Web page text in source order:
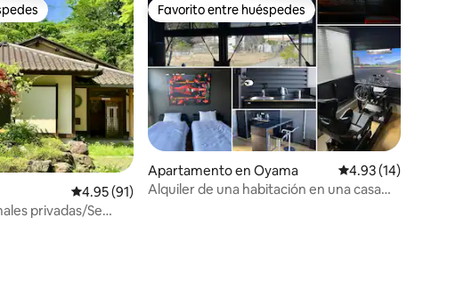
Calificación promedio: 4.95 de 5, 91 reseñas
4.95 (91)
privadas/Se
Favorito entre huéspedes
Favorito entre huéspedes
Apartamento en Oyama Calificación
4.93 (14)
Alquiler de una habitación en una casa